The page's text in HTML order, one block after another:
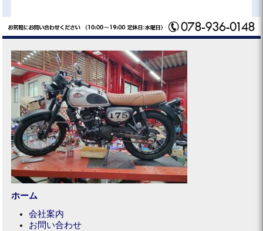
ホーム
会社案内
お問い合わせ